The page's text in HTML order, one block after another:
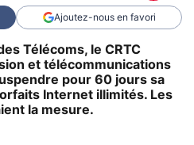
Ajoutez-nous en favori
Télécoms, le CRTC
et télécommunications
pour 60 jours sa
Internet illimités. Les
la mesure.